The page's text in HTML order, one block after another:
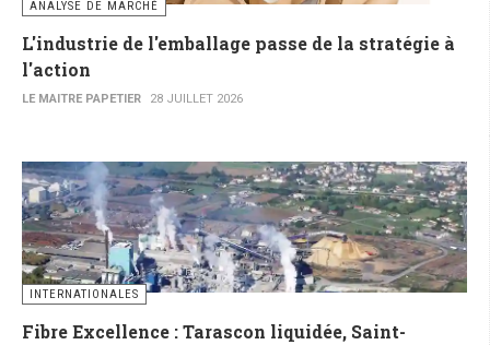
ANALYSE DE MARCHÉ
L'industrie de l'emballage passe de la stratégie à
l'action
LE MAITRE PAPETIER 28 JUILLET 2026
INTERNATIONALES
Fibre Excellence : Tarascon liquidée, Saint-